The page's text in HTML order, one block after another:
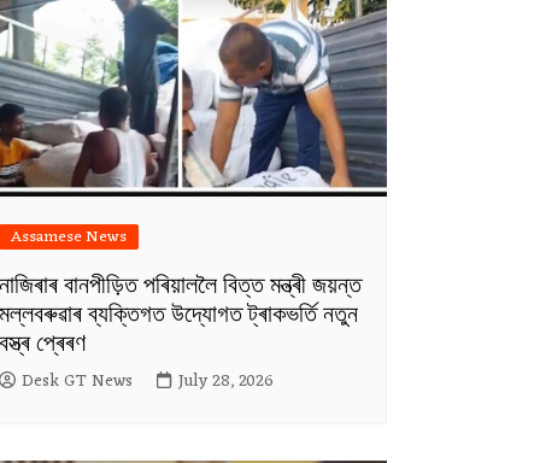
Assamese News
বানপীড়িত পৰিয়াললৈ বিত্ত মন্ত্ৰী জয়ন্ত
ব্যক্তিগত উদ্যোগত ট্ৰাকভৰ্তি নতুন
প্ৰেৰণ
Desk GT News July 28, 2026